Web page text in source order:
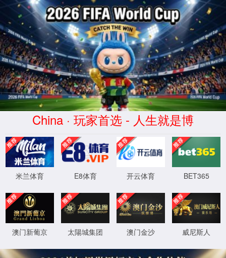
60net永乐高(中国)官方网站-
Limited Company
您访问路径含有非法字符，防注入系统提醒您
请勿尝试非法操作！
程序版本：3.2.4-20230304
XML 地图